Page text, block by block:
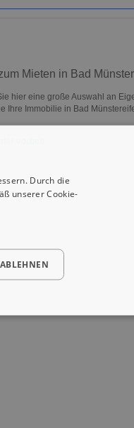
Mieten in Bad
hier eine große Auswahl an
Ihre Immobilie in Bad
Durch die
unserer Cookie-